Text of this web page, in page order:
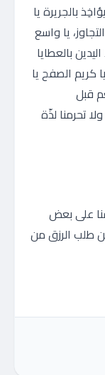
بالجريرة يا
يا واسع
بالعطايا
الصفح يا
قبل
تحرمنا لذّة
على بعض
طلب الرزق من